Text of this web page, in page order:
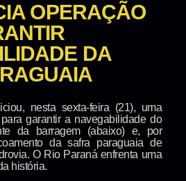
OPERAÇÃO
DA
nesta sexta-feira (21), uma
garantir a navegabilidade do
da barragem (abaixo) e, por
da safra paraguaia de
O Rio Paraná enfrenta uma
história.